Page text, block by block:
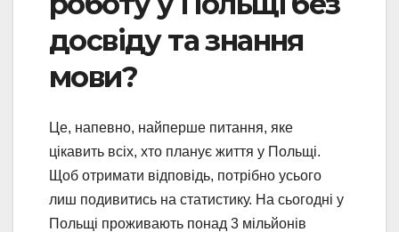
досвіду та знання
мови?
Це, напевно, найперше питання, яке
цікавить всіх, хто планує життя у Польщі.
Щоб отримати відповідь, потрібно усього
лиш подивитись на статистику. На сьогодні у
Польщі проживають понад 3 мільйонів